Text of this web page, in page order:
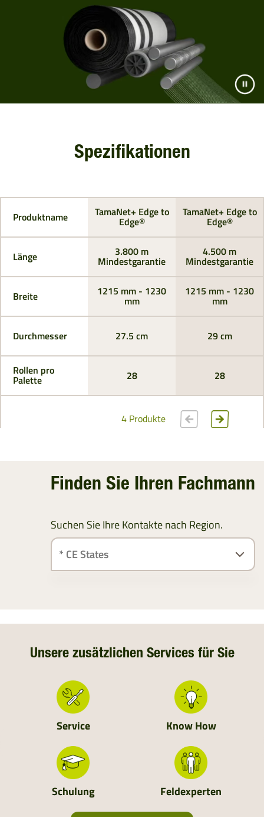
Spezifikationen
Produktname
Länge
Breite
Durchmesser
Rollen pro
Palette
TamaNet+ Edge to
Edge®
TamaNet+ Edge to
Edge®
3.800 m
Mindestgarantie
4.500 m
Mindestgarantie
1215 mm - 1230
mm
1215 mm - 1230
mm
27.5 cm 29 cm
28 28
4 Produkte
Finden Sie Ihren Fachmann
Suchen Sie Ihre Kontakte nach Region.
SÜDDEUTSCHLAND
DEUTSCHLAND
NIEDERLANDE
SCHWEIZ
MOLDAVIEN
UKRAINE
ALBANIEN
Unsere zusätzlichen Services für Sie
Service Know How
Schulung Feldexperten